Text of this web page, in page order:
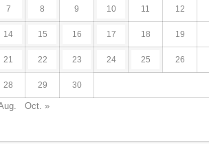
7 8 9 10 11 12
14 15 16 17 18 19
21 22 23 24 25 26
28 29 30
Oct. »